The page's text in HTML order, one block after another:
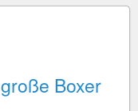
Boxer